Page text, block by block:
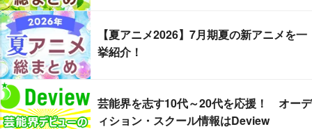
【夏アニメ2026】7月期夏の新アニメを一
挙紹介！
芸能界を志す10代～20代を応援！ オーデ
ィション・スクール情報はDeview